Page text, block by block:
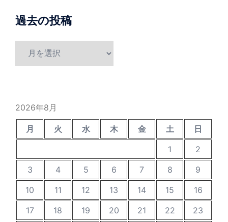
過去の投稿
2026年8月
月 火 水 木 金 土
日
1
2
3
4 5 6 7 8
9
10
11 12 13 14 15
16
17
18 19 20 21 22
23